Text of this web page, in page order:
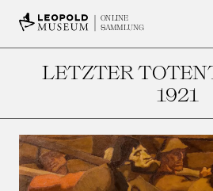
ONLINE
SAMMLUNG
LETZTER
1921